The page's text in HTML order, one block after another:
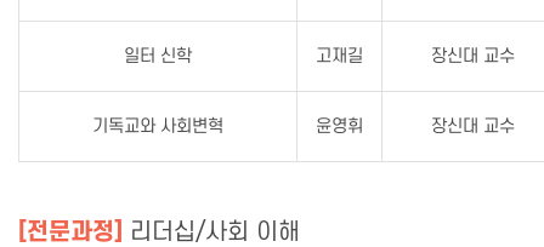
일터 신학 고재길 장신대 교수
기독교와 사회변혁 윤영휘 장신대 교수
[전문과정] 리더십/사회 이해